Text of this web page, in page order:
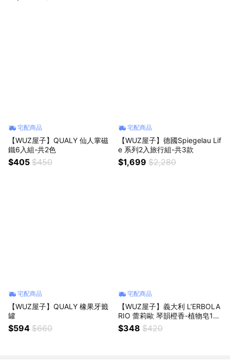
宅配商品
【WUZ屋子】QUALY 仙人掌磁
鐵6入組-共2色
$405 $450
宅配商品
【WUZ屋子】德國Spiegelau Lif
e 系列2入旅行組-共3款
$1,699 $2,280
宅配商品
【WUZ屋子】QUALY 橡果牙籤
罐
$594 $660
宅配商品
【WUZ屋子】義大利 L’ERBOLA
RIO 蕾莉歐 琴韻橙香-植物皂10
0g
$348 $420